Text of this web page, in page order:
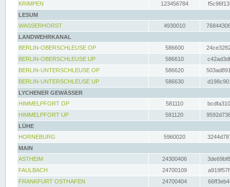
KRIMPEN
123456784
LESUM
WASSERHORST
4930010
LANDWEHRKANAL
BERLIN-OBERSCHLEUSE OP
586600
BERLIN-OBERSCHLEUSE UP
586610
BERLIN-UNTERSCHLEUSE OP
586620
BERLIN-UNTERSCHLEUSE UP
586630
LYCHENER GEWÄSSER
HIMMELPFORT OP
581110
HIMMELPFORT UP
581120
LÜHE
HORNEBURG
5960020
MAIN
ASTHEIM
24300406
FAULBACH
24700109
FRANKFURT OSTHAFEN
24700404